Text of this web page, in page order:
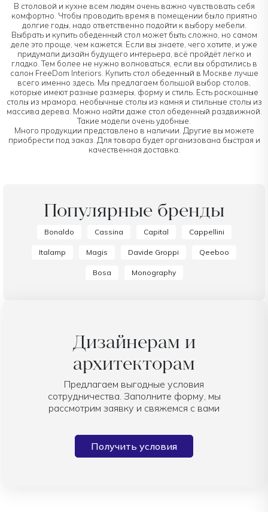
В столовой и кухне всем людям очень важно чувствовать себя
комфортно. Чтобы проводить время в помещении было приятно
долгие годы, надо ответственно подойти к выбору мебели.
Выбрать и купить обеденный стол может быть сложно, но самом
деле это проще, чем кажется. Если вы знаете, чего хотите, и уже
придумали дизайн будущего интерьера, всё пройдёт легко и
гладко. Тем более не нужно волноваться, если вы обратились в
салон FreeDom Interiors. Купить стол обеденный в Москве лучше
всего именно здесь. Мы предлагаем большой выбор столов,
которые имеют разные размеры, форму и стиль. Есть роскошные
столы из мрамора, необычные столы из камня и стильные столы из
массива дерева. Можно найти даже стол обеденный раздвижной.
Такие модели очень удобные.
Много продукции представлено в наличии. Другие вы можете
приобрести под заказ. Для товара будет организована быстрая и
качественная доставка.
Популярные бренды
Bonaldo Cassina Capital Cappellini
Italamp Magis Davide Groppi Qeeboo
Bosa Monography
Дизайнерам и
архитекторам
Предлагаем выгодные условия
сотрудничества. Заполните форму, мы
рассмотрим заявку и свяжемся с вами
Получить условия